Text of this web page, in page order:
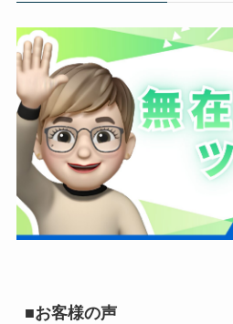
■お客様の声